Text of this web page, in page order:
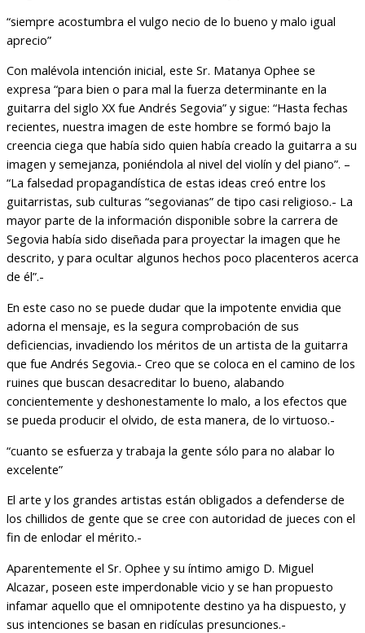
“siempre acostumbra el vulgo necio de lo bueno y malo igual
aprecio”
Con malévola intención inicial, este Sr. Matanya Ophee se
expresa “para bien o para mal la fuerza determinante en la
guitarra del siglo XX fue Andrés Segovia” y sigue: “Hasta fechas
recientes, nuestra imagen de este hombre se formó bajo la
creencia ciega que había sido quien había creado la guitarra a su
imagen y semejanza, poniéndola al nivel del violín y del piano”. –
“La falsedad propagandística de estas ideas creó entre los
guitarristas, sub culturas “segovianas” de tipo casi religioso.- La
mayor parte de la información disponible sobre la carrera de
Segovia había sido diseñada para proyectar la imagen que he
descrito, y para ocultar algunos hechos poco placenteros acerca
de él”.-
En este caso no se puede dudar que la impotente envidia que
adorna el mensaje, es la segura comprobación de sus
deficiencias, invadiendo los méritos de un artista de la guitarra
que fue Andrés Segovia.- Creo que se coloca en el camino de los
ruines que buscan desacreditar lo bueno, alabando
concientemente y deshonestamente lo malo, a los efectos que
se pueda producir el olvido, de esta manera, de lo virtuoso.-
“cuanto se esfuerza y trabaja la gente sólo para no alabar lo
excelente”
El arte y los grandes artistas están obligados a defenderse de
los chillidos de gente que se cree con autoridad de jueces con el
fin de enlodar el mérito.-
Aparentemente el Sr. Ophee y su íntimo amigo D. Miguel
Alcazar, poseen este imperdonable vicio y se han propuesto
infamar aquello que el omnipotente destino ya ha dispuesto, y
sus intenciones se basan en ridículas presunciones.-